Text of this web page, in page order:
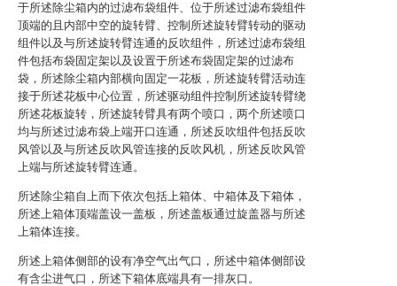
于所述除尘箱内的过滤布袋组件、位于所述过滤布袋组件
顶端的且内部中空的旋转臂、控制所述旋转臂转动的驱动
组件以及与所述旋转臂连通的反吹组件，所述过滤布袋组
件包括布袋固定架以及设置于所述布袋固定架的过滤布
袋，所述除尘箱内部横向固定一花板，所述旋转臂活动连
接于所述花板中心位置，所述驱动组件控制所述旋转臂绕
所述花板旋转，所述旋转臂具有两个喷口，两个所述喷口
均与所述过滤布袋上端开口连通，所述反吹组件包括反吹
风管以及与所述反吹风管连接的反吹风机，所述反吹风管
上端与所述旋转臂连通。
所述除尘箱自上而下依次包括上箱体、中箱体及下箱体，
所述上箱体顶端盖设一盖板，所述盖板通过旋盖器与所述
上箱体连接。
所述上箱体侧部的设有净空气出气口，所述中箱体侧部设
有含尘进气口，所述下箱体底端具有一排灰口。